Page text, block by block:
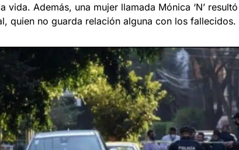
Además, una mujer llamada Mónica ‘N’ resultó
quien no guarda relación alguna con los fallecidos.